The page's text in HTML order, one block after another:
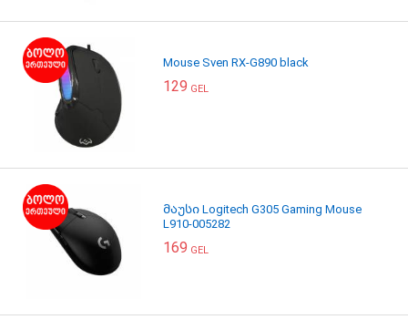
Mouse Sven RX-G890 black
129 GEL
მაუსი Logitech G305 Gaming Mouse
L910-005282
169 GEL